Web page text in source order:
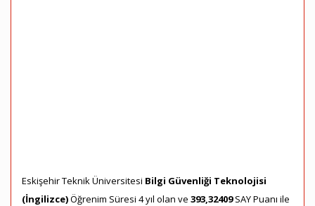
Eskişehir Teknik Üniversitesi Bilgi Güvenliği Teknolojisi
(İngilizce)Öğrenim Süresi 4 yıl olan ve 393,32409SAY Puanı ile